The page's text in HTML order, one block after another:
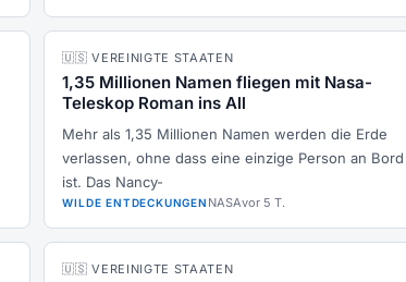
🇺🇸 VEREINIGTE STAATEN
1,35 Millionen Namen fliegen mit Nasa-
Teleskop Roman ins All
Mehr als 1,35 Millionen Namen werden die Erde
verlassen, ohne dass eine einzige Person an Bord
ist. Das Nancy-
WILDE ENTDECKUNGEN NASAvor 5 T.
🇺🇸 VEREINIGTE STAATEN